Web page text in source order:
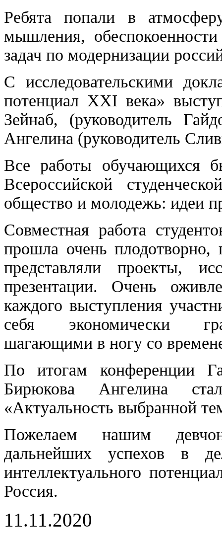
Ребята попали в
мышления,
задач по модернизации
С исследовательскими
потенциал XXI века»
Зейнаб, (руководитель
Ангелина (руководитель
Все работы обучающихся
Всероссийской
общество и молодежь: идеи
Совместная работа
прошла очень плодотворно,
представляли проекты,
презентации. Очень
каждого выступления
себя экономически
шагающими в ногу со
По итогам конференции
Бирюкова Ангелина
«Актуальность выбранной
Пожелаем нашим
дальнейших успехов в
интеллектуального
Россия.
11.11.2020